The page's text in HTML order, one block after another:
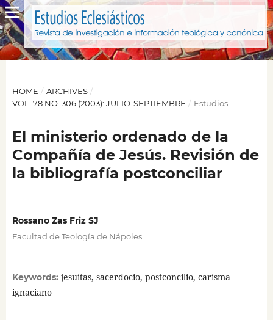
HOME / ARCHIVES /
VOL. 78 NO. 306 (2003): JULIO-SEPTIEMBRE / Estudios
El ministerio ordenado de la
Compañía de Jesús. Revisión de
la bibliografía postconciliar
Rossano Zas Friz SJ
Facultad de Teología de Nápoles
Keywords: jesuitas, sacerdocio, postconcilio, carisma
ignaciano